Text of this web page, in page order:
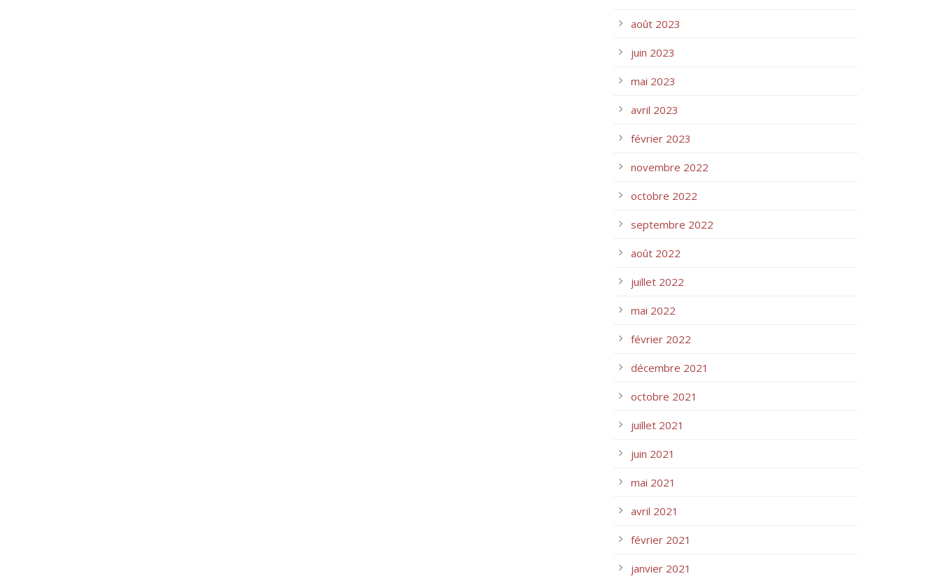
août 2023
juin 2023
mai 2023
avril 2023
février 2023
novembre 2022
octobre 2022
septembre 2022
août 2022
juillet 2022
mai 2022
février 2022
décembre 2021
octobre 2021
juillet 2021
juin 2021
mai 2021
avril 2021
février 2021
janvier 2021